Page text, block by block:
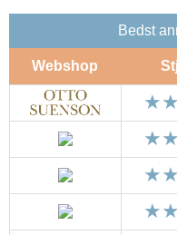
Bedst
Webshop